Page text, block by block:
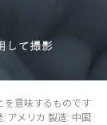
を意味するものです
アメリカ 製造: 中国